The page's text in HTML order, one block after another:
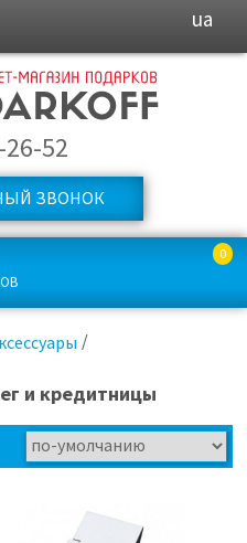
ua
52
ЗВОНОК
0
и кредитницы